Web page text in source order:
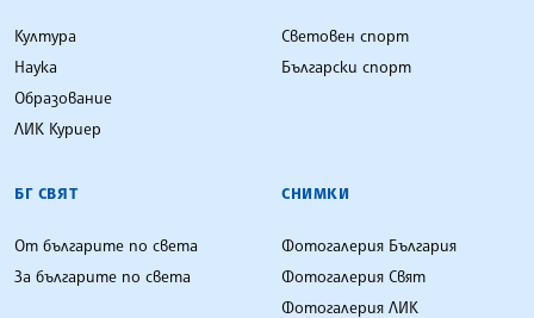
Култура
Наука
Образование
ЛИК Куриер
Световен спорт
Български спорт
БГ СВЯТ
От българите по света
За българите по света
СНИМКИ
Фотогалерия България
Фотогалерия Свят
Фотогалерия ЛИК